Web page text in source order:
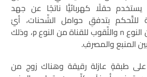
يستخدم حقلًا كهربائيًّا ناتجًا عن جهد
للتَّحكم بتدفقِ حوامل الشّحنات، أيْ
الإلكترونات للقناة من النوع n والثّقوب للقناة من النوع p، وذلك
المنبع والمصرفِ.
طبقةٍ عازلة رقيقة وهناك زوج من